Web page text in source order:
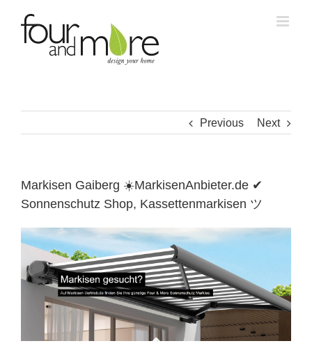
content
Previous Next
Markisen Gaiberg ☀️MarkisenAnbieter.de ✔
Sonnenschutz Shop, Kassettenmarkisen ツ